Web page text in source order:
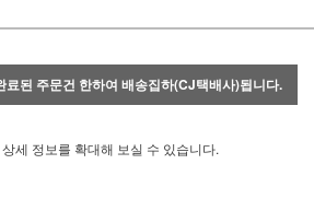
료된 주문건 한하여 배송집하(CJ택배사)됩니다.
상세 정보를 확대해 보실 수 있습니다.